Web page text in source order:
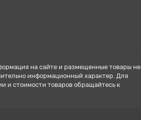
на сайте и размещенные товары не
информационный характер. Для
и стоимости товаров обращайтесь к